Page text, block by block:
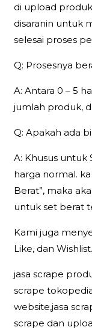
di upload
disaranin untuk
selesai proses
Q: Prosesnya
A: Antara 0 – 5
jumlah produk,
Q: Apakah ada
A: Khusus untuk
harga normal.
Berat”, maka
untuk set berat
Kami juga
Like, dan
jasa scrape
scrape
website,jasa
scrape dan